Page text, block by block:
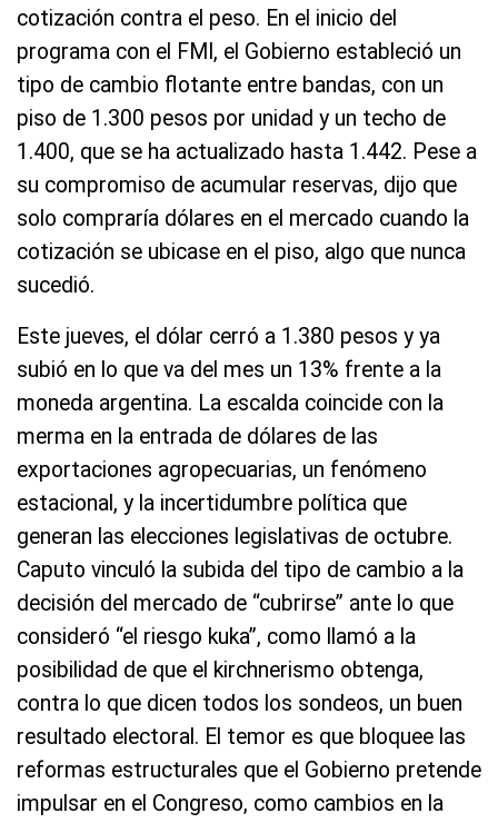
cotización contra el peso. En el inicio del
programa con el FMI, el Gobierno estableció un
tipo de cambio flotante entre bandas, con un
piso de 1.300 pesos por unidad y un techo de
1.400, que se ha actualizado hasta 1.442. Pese a
su compromiso de acumular reservas, dijo que
solo compraría dólares en el mercado cuando la
cotización se ubicase en el piso, algo que nunca
sucedió.
Este jueves, el dólar cerró a 1.380 pesos y ya
subió en lo que va del mes un 13% frente a la
moneda argentina. La escalda coincide con la
merma en la entrada de dólares de las
exportaciones agropecuarias, un fenómeno
estacional, y la incertidumbre política que
generan las elecciones legislativas de octubre.
Caputo vinculó la subida del tipo de cambio a la
decisión del mercado de “cubrirse” ante lo que
consideró “el riesgo kuka”, como llamó a la
posibilidad de que el kirchnerismo obtenga,
contra lo que dicen todos los sondeos, un buen
resultado electoral. El temor es que bloquee las
reformas estructurales que el Gobierno pretende
impulsar en el Congreso, como cambios en la